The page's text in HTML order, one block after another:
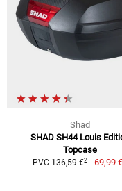
Shad
SHAD SH44 Louis
Topcase
PVC 136,59 €2 69,99 €